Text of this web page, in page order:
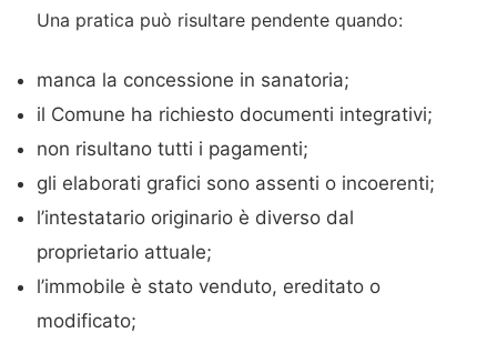
Una pratica può risultare pendente quando:
manca la concessione in sanatoria;
il Comune ha richiesto documenti integrativi;
non risultano tutti i pagamenti;
gli elaborati grafici sono assenti o incoerenti;
l’intestatario originario è diverso dal
proprietario attuale;
l’immobile è stato venduto, ereditato o
modificato;